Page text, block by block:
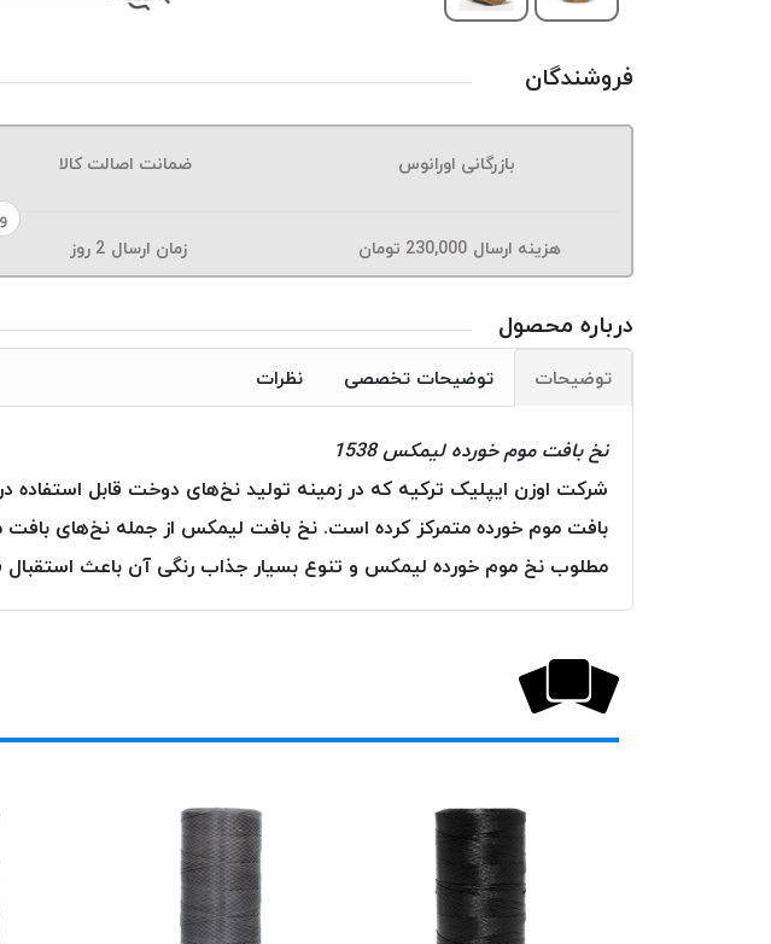
فروشندگان
بازرگانی اورانوس ضمانت اصالت کالا
هزینه ارسال 230,000 تومان زمان ارسال 2 روز
درباره محصول
توضیحات توضیحات تخصصی نظرات
نخ بافت موم خورده لیمکس 1538
شرکت اوزن ایپلیک ترکیه که در زمینه تولید نخ‌های دوخت قابل
بافت موم خورده متمرکز کرده است. نخ بافت لیمکس از جمله نخ‌های
مطلوب نخ موم خورده لیمکس و تنوع بسیار جذاب رنگی آن باعث